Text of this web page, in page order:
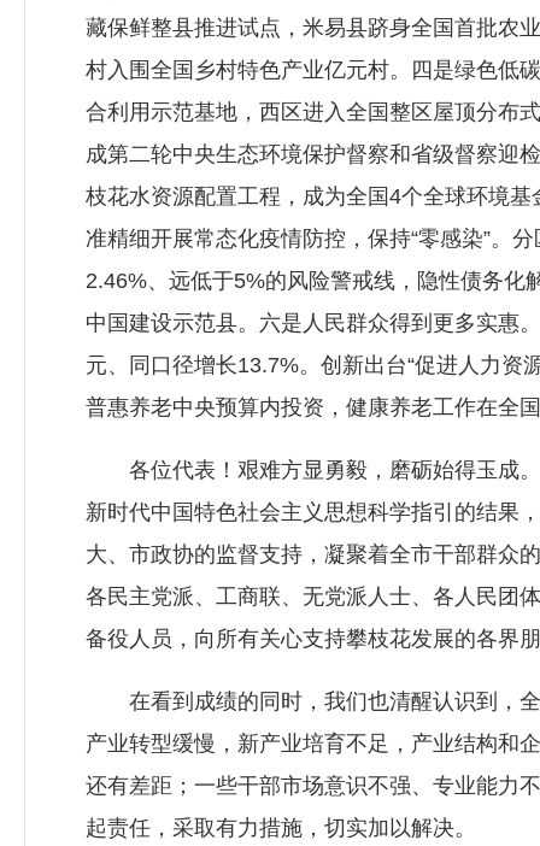
藏保鲜整县推进试点，米易县跻身全国首批农
村入围全国乡村特色产业亿元村。四是绿色低
合利用示范基地，西区进入全国整区屋顶分布
成第二轮中央生态环境保护督察和省级督察迎
枝花水资源配置工程，成为全国4个全球环境
准精细开展常态化疫情防控，保持“零感染”。
2.46%、远低于5%的风险警戒线，隐性债务
中国建设示范县。六是人民群众得到更多实惠
元、同口径增长13.7%。创新出台“促进人力
普惠养老中央预算内投资，健康养老工作在全
各位代表！艰难方显勇毅，磨砺始得玉成。
新时代中国特色社会主义思想科学指引的结果
大、市政协的监督支持，凝聚着全市干部群众
各民主党派、工商联、无党派人士、各人民团
备役人员，向所有关心支持攀枝花发展的各界
在看到成绩的同时，我们也清醒认识到，全
产业转型缓慢，新产业培育不足，产业结构和
还有差距；一些干部市场意识不强、专业能力
起责任，采取有力措施，切实加以解决。